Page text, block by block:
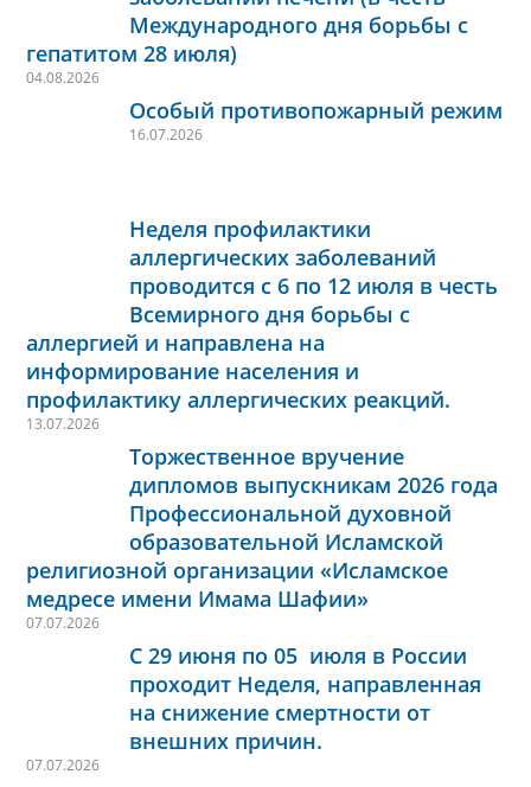
Международного дня борьбы с
гепатитом 28 июля)
04.08.2026
Особый противопожарный режим
16.07.2026
Неделя профилактики
аллергических заболеваний
проводится с 6 по 12 июля в честь
Всемирного дня борьбы с
аллергией и направлена на
информирование населения и
профилактику аллергических реакций.
13.07.2026
Торжественное вручение
дипломов выпускникам 2026 года
Профессиональной духовной
образовательной Исламской
религиозной организации «Исламское
медресе имени Имама Шафии»
07.07.2026
С 29 июня по 05 июля в России
проходит Неделя, направленная
на снижение смертности от
внешних причин.
07.07.2026